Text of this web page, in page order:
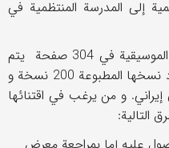
إلی المدرسة المنتظمیة في
إن رسالة "نقاوة الأدوار و التصانیف" الموسیقیة في 304 صفحة یتم
عرضها ابتداء من الأسبوع القادم. عدد نسخها المطبوعة 200 نسخة و
595 ألف تومان إیراني. و من یرغب في اقتنائها
التالیة: